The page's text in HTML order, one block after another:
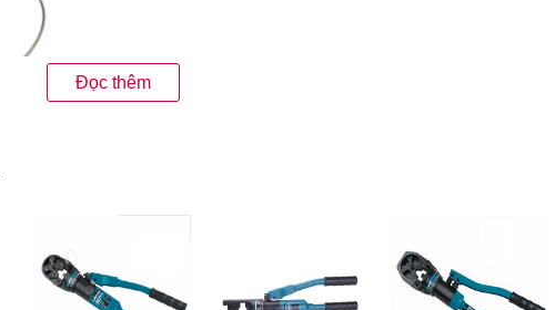
Đọc thêm